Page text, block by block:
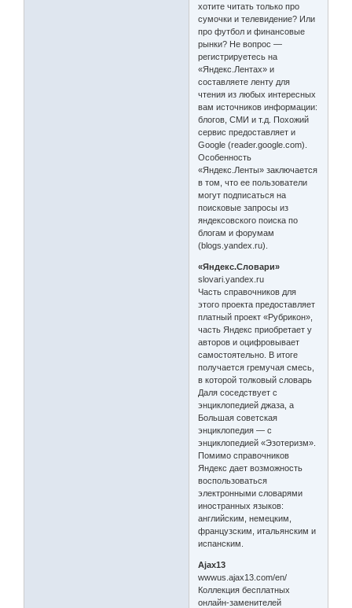
хотите читать только про
сумочки и телевидение? Или
про футбол и финансовые
рынки? Не вопрос —
регистрируетесь на
«Яндекс.Лентах» и
составляете ленту для
чтения из любых интересных
вам источников информации:
блогов, СМИ и т.д. Похожий
сервис предоставляет и
Google (reader.google.com).
Особенность
«Яндекс.Ленты» заключается
в том, что ее пользователи
могут подписаться на
поисковые запросы из
яндексовского поиска по
блогам и форумам
(blogs.yandex.ru).
«Яндекс.Словари»
slovari.yandex.ru
Часть справочников для
этого проекта предоставляет
платный проект «Рубрикон»,
часть Яндекс приобретает у
авторов и оцифровывает
самостоятельно. В итоге
получается гремучая смесь,
в которой толковый словарь
Даля соседствует с
энциклопедией джаза, а
Большая советская
энциклопедия — с
энциклопедией «Эзотеризм».
Помимо справочников
Яндекс дает возможность
воспользоваться
электронными словарями
иностранных языков:
английским, немецким,
французским, итальянским и
испанским.
Ajax13
wwwus.ajax13.com/en/
Коллекция бесплатных
онлайн-заменителей